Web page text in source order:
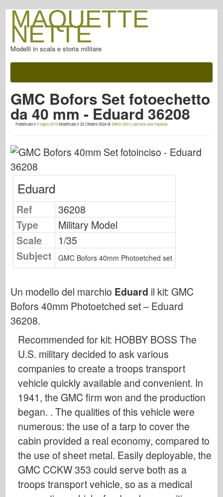
MAQUETTE
NETTE
Modelli in scala e storia militare
Dopo la battaglia
Armi AFV
Asse alleato
Armatura di profilo
Concord
Nuova Avanguardia
Modellazione di Osprey
Osprey Publishing
Segnale squadrone
Potenza del serbatoio
Waffen-Arsenal
Wydawnictwo Militaria
Maquettes
Accademia
Modelli ace
AFV Club
Airfix
Aeronautica
Cane Nero
Bronco
Cyber-Hobby
Dnepromodello
GMC Bofors Set fotoechetto
da 40 mm - Eduard 36208
Pubblicato il5 luglio 2012Modificato il22 Ottobre 2024diSdKfz.000|Lasciare una risposta
Eduard
Ref
36208
Type
Military Model
Scale
1/35
Subject
GMC Bofors 40mm Photoetched set
Un modello del marchio Eduard il kit: GMC
Bofors 40mm Photoetched set – Eduard
36208.
Recommended for kit: HOBBY BOSS The
U.S. military decided to ask various
companies to create a troops transport
vehicle quickly available and convenient. In
1941, the GMC firm won and the production
began. . The qualities of this vehicle were
numerous: the use of a tarp to cover the
cabin provided a real economy, compared to
the use of sheet metal. Easily deployable, the
GMC CCKW 353 could serve both as a
troops transport vehicle, so as a medical